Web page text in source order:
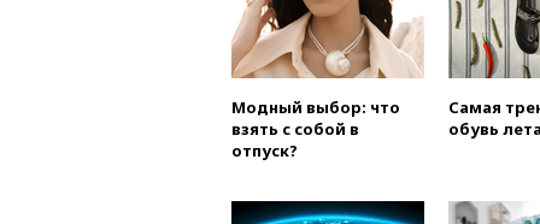
Модный выбор: что
взять с собой в
отпуск?
Самая
обувь